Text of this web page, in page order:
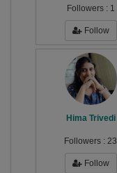
Followers : 1
Follow
Hima Trivedi
Followers : 23
Follow